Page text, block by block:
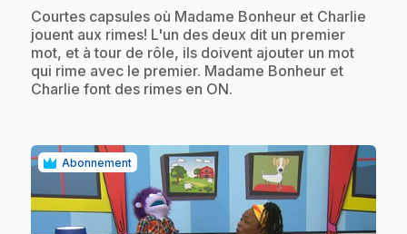
.Courtes capsules où Madame Bonheur et Charlie
jouent aux rimes! L'un des deux dit un premier
mot, et à tour de rôle, ils doivent ajouter un mot
qui rime avec le premier. Madame Bonheur et
Charlie font des rimes en ON.
Abonnement